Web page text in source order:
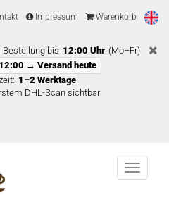
Impressum Warenkorb
Bestellung bis 12:00 Uhr (Mo–Fr)
→ Versand heute
1–2 Werktage
DHL-Scan sichtbar
Menu